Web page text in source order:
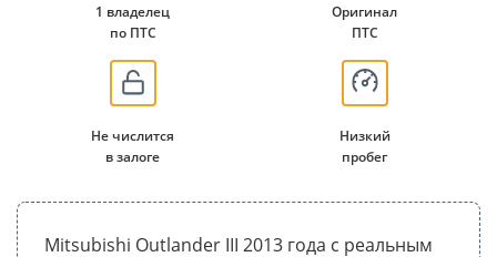
1 владелец
по ПТС
Оригинал
ПТС
Не числится
в залоге
Низкий
пробег
Mitsubishi Outlander III 2013 года с реальным